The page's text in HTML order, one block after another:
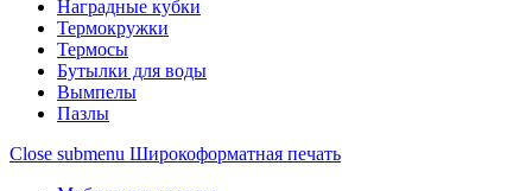
Наградные кубки
Термокружки
Термосы
Бутылки для воды
Вымпелы
Пазлы
Close submenu Широкоформатная печать